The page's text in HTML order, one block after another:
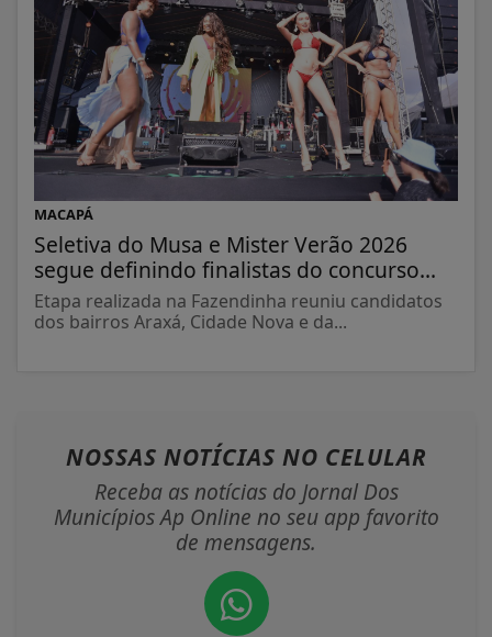
MACAPÁ
Seletiva do Musa e Mister Verão 2026
segue definindo finalistas do concurso...
Etapa realizada na Fazendinha reuniu candidatos
dos bairros Araxá, Cidade Nova e da...
NOSSAS NOTÍCIAS NO CELULAR
Receba as notícias do Jornal Dos
Municípios Ap Online no seu app favorito
de mensagens.